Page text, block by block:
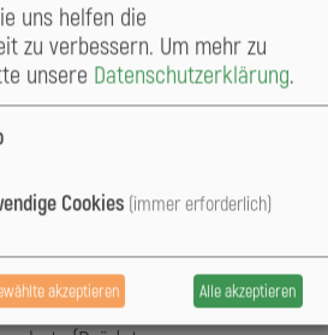
zu den Aktivitäten gehören,
gezeigt und detailliert
U. a. Arbeit und Umgang mit
einer Lupe ist für viele
und
bei vielen Laien ein großes
Die Laien werden in alle
(Sammeln von Proben,
werden als wichtige
uns helfen die
zu verbessern. Um mehr zu
unsere Datenschutzerklärung.
Cookies (immer erforderlich)
akzeptieren Alle akzeptieren